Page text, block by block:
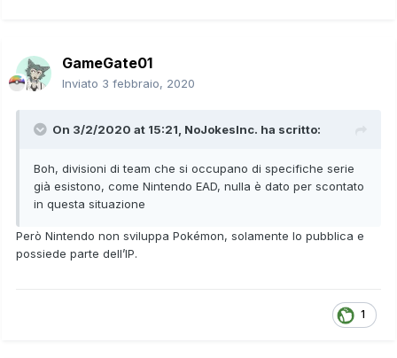
GameGate01
Inviato 3 febbraio, 2020
On 3/2/2020 at 15:21, NoJokesInc. ha scritto:
Boh, divisioni di team che si occupano di specifiche serie
già esistono, come Nintendo EAD, nulla è dato per scontato
in questa situazione
Però Nintendo non sviluppa Pokémon, solamente lo pubblica e
possiede parte dell’IP.
1